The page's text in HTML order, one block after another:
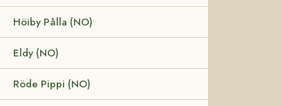
Höiby Pålla (NO)
Eldy (NO)
Röde Pippi (NO)